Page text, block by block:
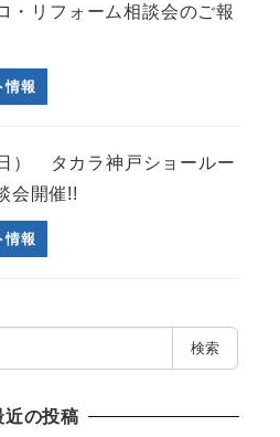
リフォーム相談会のご報
情報
） タカラ神戸ショールー
会開催!!
情報
検索
近の投稿